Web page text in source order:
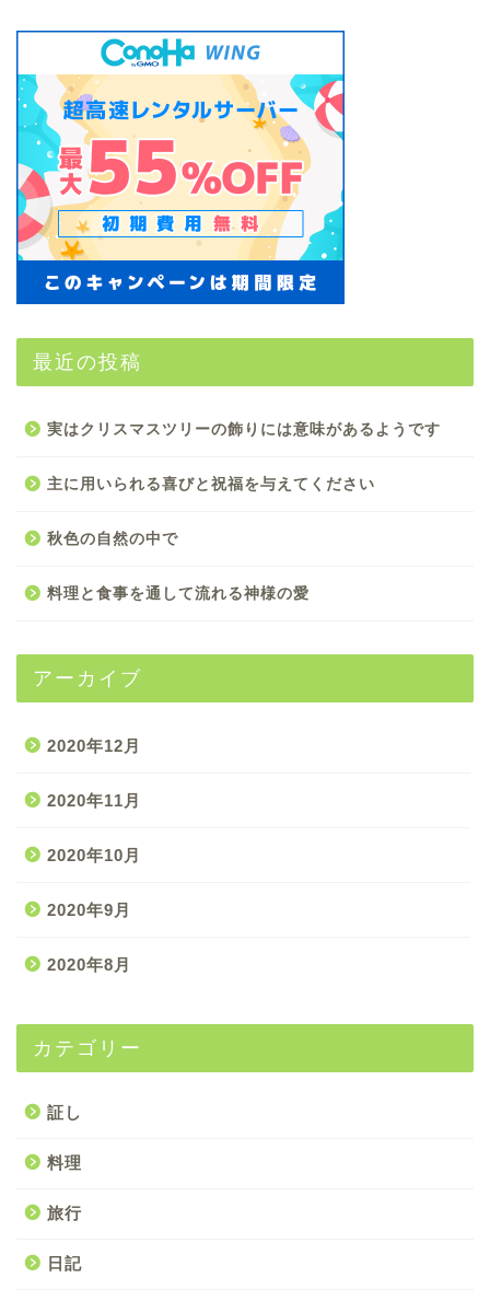
最近の投稿
実はクリスマスツリーの飾りには意味があるようです
主に用いられる喜びと祝福を与えてください
秋色の自然の中で
料理と食事を通して流れる神様の愛
アーカイブ
2020年12月
2020年11月
2020年10月
2020年9月
2020年8月
カテゴリー
証し
料理
旅行
日記